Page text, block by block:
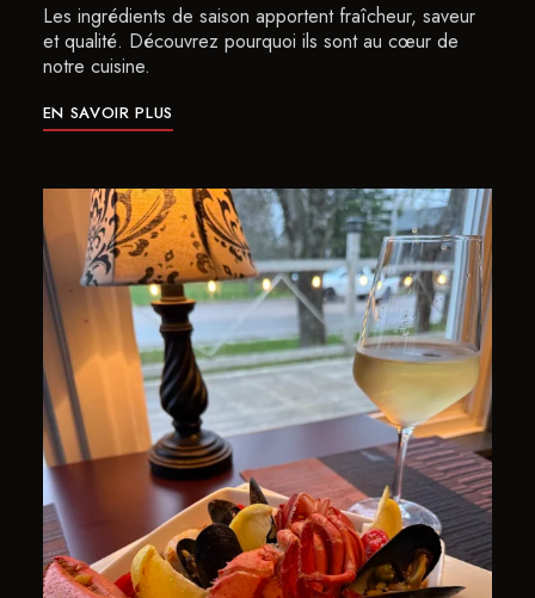
Les ingrédients de saison apportent fraîcheur, saveur
et qualité. Découvrez pourquoi ils sont au cœur de
notre cuisine.
EN SAVOIR PLUS